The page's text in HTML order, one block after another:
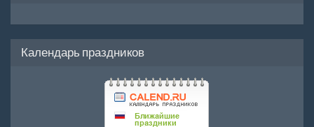
Календарь праздников